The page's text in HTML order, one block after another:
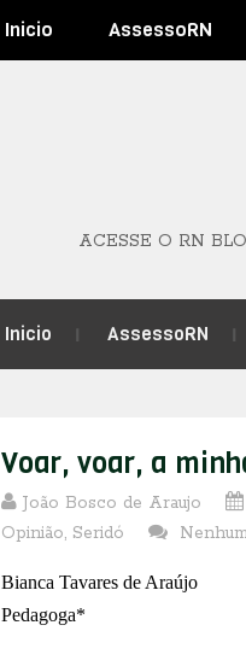
Inicio AssessoRN
ACESSE O RN
Inicio AssessoRN
Voar, voar, a
João Bosco de Araujo
Opinião, Seridó
Bianca Tavares de Araújo
Pedagoga*